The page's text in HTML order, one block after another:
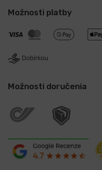
Možnosti platby
Možnosti doručenia